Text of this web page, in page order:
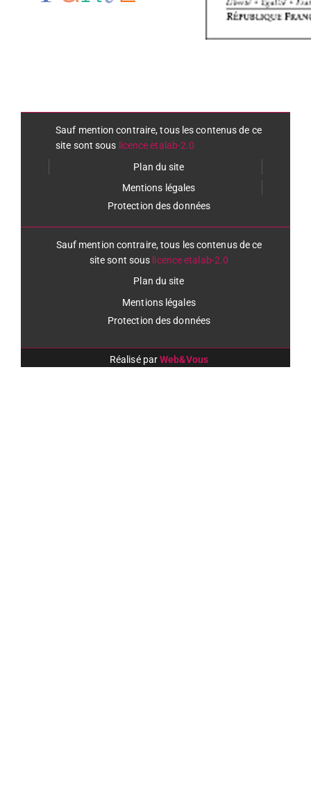
Sauf mention contraire, tous les contenus de ce
site sont sous licence etalab-2.0
Plan du site
Mentions légales
Protection des données
Sauf mention contraire, tous les contenus de ce
site sont sous licence etalab-2.0
Plan du site
Mentions légales
Protection des données
Réalisé parWeb&Vous